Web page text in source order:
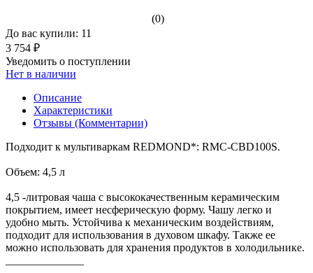
(0)
До вас купили: 11
3 754 ₽
Уведомить о поступлении
Нет в наличии
Описание
Характеристики
Отзывы (Комментарии)
Подходит к мультиваркам REDMOND*: RMC-CBD100S.
Объем: 4,5 л
4,5 -литровая чаша с высококачественным керамическим
покрытием, имеет несферическую форму. Чашу легко и
удобно мыть. Устойчива к механическим воздействиям,
подходит для использования в духовом шкафу. Также ее
можно использовать для хранения продуктов в холодильнике.